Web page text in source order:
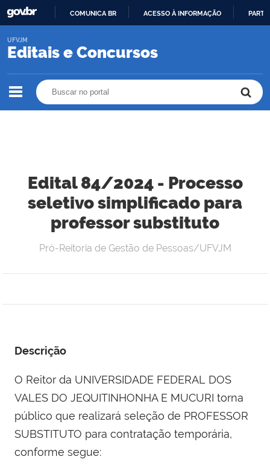
O
COMUNICA BR ACESSO À INFORMAÇÃO
Editais e Concursos
UFVJM
Edital 84/2024 - Processo
seletivo simplificado para
professor substituto
Pró-Reitoria de Gestão de Pessoas/UFVJM
Descrição
O Reitor da UNIVERSIDADE FEDERAL DOS
VALES DO JEQUITINHONHA E MUCURI torna
público que realizará seleção de PROFESSOR
SUBSTITUTO para contratação temporária,
conforme segue: